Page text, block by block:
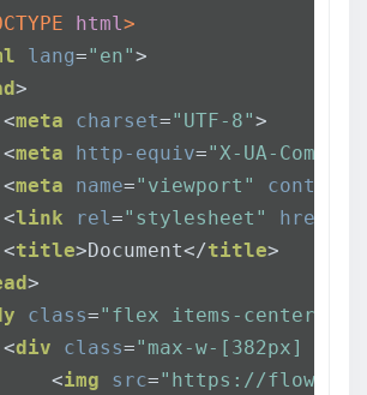
html>
lang="en">
>
<meta charset="UTF-8">
<meta http-equiv="X-UA-
<meta name="viewport" content
<link rel="stylesheet" href
<title>Document</title>
>
class="flex items-center
<div class="max-w-[382px]
<img src="https://